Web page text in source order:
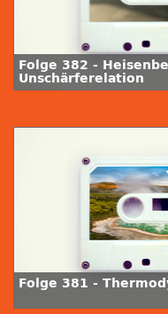
Folge 382 -
Unschärferelation
Folge 381 -